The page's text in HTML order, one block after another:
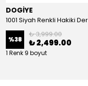
DOGİYE
%38
₺ 3,999.00
₺ 2,499.00
1 Renk 9 boyut